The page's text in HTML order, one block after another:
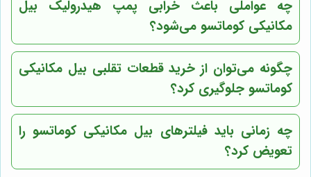
چه عواملی باعث خرابی پمپ هیدرولیک بیل
مکانیکی کوماتسو می‌شود؟
چگونه می‌توان از خرید قطعات تقلبی بیل مکانیکی
کوماتسو جلوگیری کرد؟
چه زمانی باید فیلترهای بیل مکانیکی کوماتسو را
تعویض کرد؟